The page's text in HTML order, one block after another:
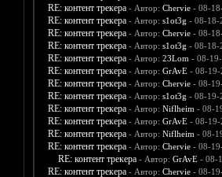
RE: контент трекера - Автор: Chervie- 08-
RE: контент трекера - Автор: s1ot3g - 08-18-
RE: контент трекера - Автор: Chervie- 08-
RE: контент трекера - Автор: s1ot3g - 08-18-
RE: контент трекера - Автор: 23Lom - 08-
RE: контент трекера - Автор: GrAvE- 08-19-
RE: контент трекера - Автор: Chervie- 08-
RE: контент трекера - Автор: s1ot3g - 08-19-
RE: контент трекера - Автор: Niflheim - 08-
RE: контент трекера - Автор: GrAvE- 08-19-
RE: контент трекера - Автор: Niflheim - 08-
RE: контент трекера - Автор: Chervie- 08-
RE: контент трекера - Автор: GrAvE- 08-
RE: контент трекера - Автор: Chervie- 08-